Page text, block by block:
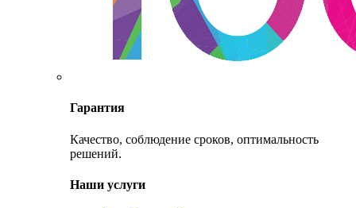
Гарантия
Качество, соблюдение сроков, оптимальность
решений.
Наши услуги